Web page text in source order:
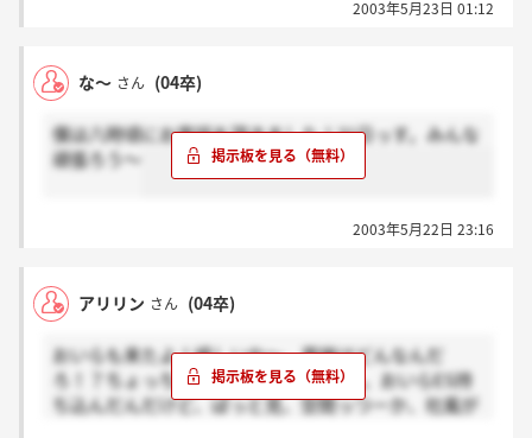
2003年5月23日 01:12
な～ さん (04卒)
僕は八時頃にお電話を頂きました！31日っす。みんな
頑張ろう～
2003年5月22日 23:16
アリリン さん (04卒)
おいらも来たよ！嬉しいね～。面接はどんなんだ
ろ！？ちょっちOB訪問でもしようかな。おいらES持
ち込んだんだけど、ぱっと見、空間っつーか、社風が